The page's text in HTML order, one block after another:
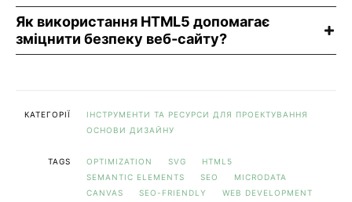
Як використання HTML5 допомагає
зміцнити безпеку веб-сайту?
КАТЕГОРІЇ
ІНСТРУМЕНТИ ТА РЕСУРСИ ДЛЯ ПРОЕКТУВАННЯ
ОСНОВИ ДИЗАЙНУ
TAGS OPTIMIZATION SVG
HTML5
SEMANTIC ELEMENTS
SEO
MICRODATA
CANVAS
SEO-FRIENDLY
WEB DEVELOPMENT